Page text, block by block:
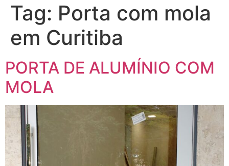
Tag: Porta com mola
em Curitiba
PORTA DE ALUMÍNIO COM
MOLA